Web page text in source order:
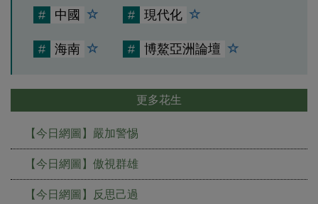
# 中國 # 現代化
# 海南 # 博鰲亞洲論壇
更多花生
【今日網圖】嚴加警惕
【今日網圖】傲視群雄
【今日網圖】反思己過